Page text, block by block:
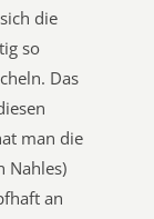
die
so
Das
man die
Nahles)
an